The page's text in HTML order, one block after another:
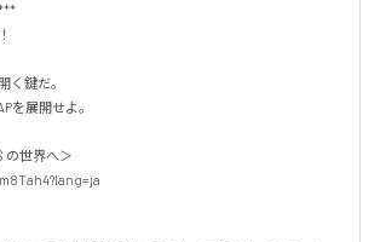
く鍵だ。
を展開せよ。
の世界へ＞